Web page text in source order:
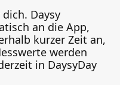
Daysy
an die App,
kurzer Zeit an,
werden
in DaysyDay